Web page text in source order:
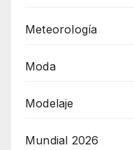
Meteorología
Moda
Modelaje
Mundial 2026